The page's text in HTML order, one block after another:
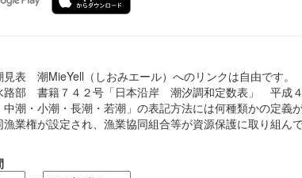
表 潮MieYell（しおみエール）へのリンクは自由です。
部 書籍７４２号「日本沿岸 潮汐調和定数表」 平成４
潮・小潮・長潮・若潮」の表記方法には何種類かの定義
業権が設定され、漁業協同組合等が資源保護に取り組ん